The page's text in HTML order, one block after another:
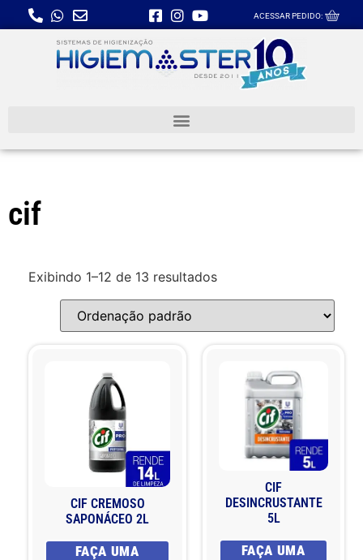
ACESSAR PEDIDO:
cif
Exibindo 1–12 de 13 resultados
CIF CREMOSO
SAPONÁCEO 2L
FAÇA UMA
CIF
DESINCRUSTANTE
5L
FAÇA UMA